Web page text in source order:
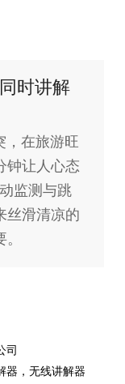
时讲解
，在旅游旺
钟让人心态
监测与跳
丝滑清凉的
司
器 ， 无线讲解器